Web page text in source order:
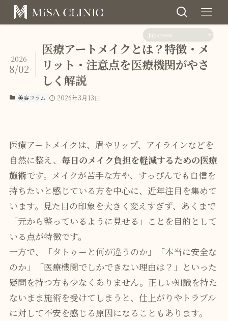
医療アートメイクとは？特徴・メ
リット・注意点を医療機関がやさ
しく解説
2026
8/02
美容コラム 2026年3月13日
医療アートメイクは、眉やリップ、アイラインなどを
自然に整え、 毎日のメイク負担を軽減するための医療
施術です。メイクが苦手な方や、すっぴんでも自信を
持ちたいと感じている方を中心に、近年注目を集めて
います。見た目の印象を大きく変えすぎず、あくまで
「元から整っているように見せる」ことを目的として
いる点が特徴です。
一方で、「タトゥーと何が違うのか」「本当に安全な
のか」「医療機関でしかできない理由は？」といった
疑問を持つ方も少なくありません。正しい知識を持た
ないまま施術を受けてしまうと、仕上がりやトラブル
に対して不安を感じる原因になることもあります。